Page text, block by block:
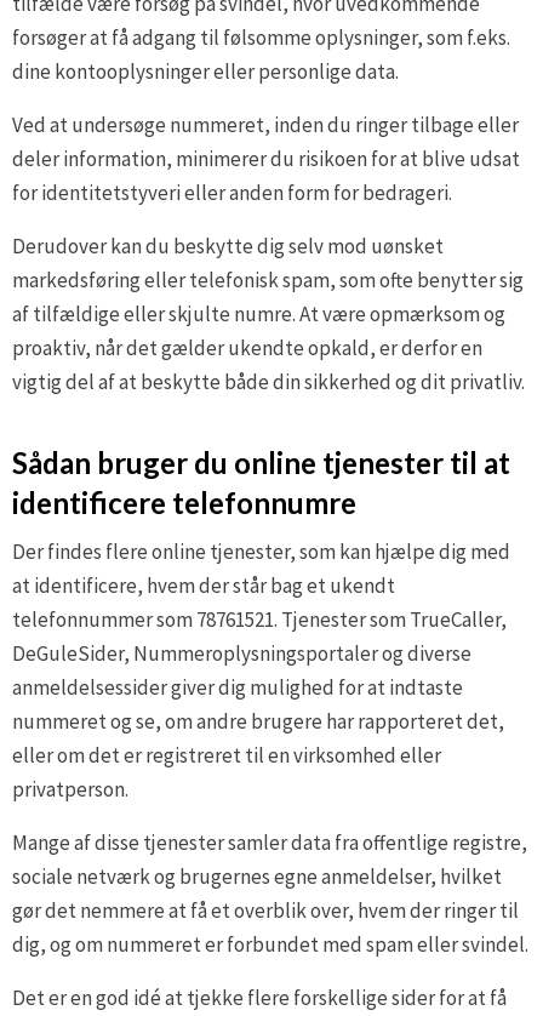
forsøger at få adgang til følsomme oplysninger, som f.eks.
dine kontooplysninger eller personlige data.
Ved at undersøge nummeret, inden du ringer tilbage eller
deler information, minimerer du risikoen for at blive udsat
for identitetstyveri eller anden form for bedrageri.
Derudover kan du beskytte dig selv mod uønsket
markedsføring eller telefonisk spam, som ofte benytter sig
af tilfældige eller skjulte numre. At være opmærksom og
proaktiv, når det gælder ukendte opkald, er derfor en
vigtig del af at beskytte både din sikkerhed og dit privatliv.
Sådan bruger du online tjenester til at
identificere telefonnumre
Der findes flere online tjenester, som kan hjælpe dig med
at identificere, hvem der står bag et ukendt
telefonnummer som 78761521. Tjenester som TrueCaller,
DeGuleSider, Nummeroplysningsportaler og diverse
anmeldelsessider giver dig mulighed for at indtaste
nummeret og se, om andre brugere har rapporteret det,
eller om det er registreret til en virksomhed eller
privatperson.
Mange af disse tjenester samler data fra offentlige registre,
sociale netværk og brugernes egne anmeldelser, hvilket
gør det nemmere at få et overblik over, hvem der ringer til
dig, og om nummeret er forbundet med spam eller svindel.
Det er en god idé at tjekke flere forskellige sider for at få